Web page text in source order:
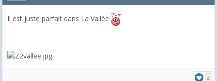
Il est juste parfait dans La Vallée
2